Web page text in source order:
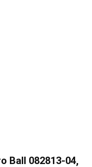
Ball 082813-04,